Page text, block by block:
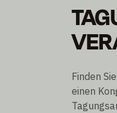
Finden
einen